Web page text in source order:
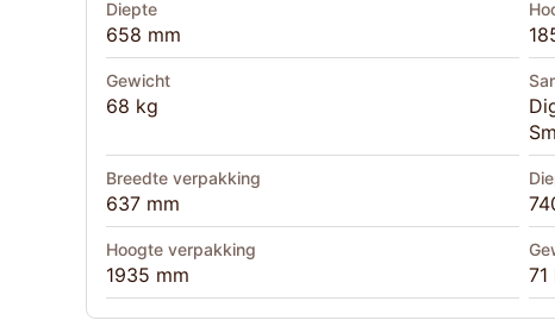
Diepte
658 mm
Gewicht
68 kg
Breedte verpakking
637 mm
Hoogte verpakking
1935 mm 71